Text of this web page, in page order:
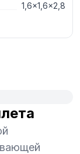
1,6×1,6×2,8